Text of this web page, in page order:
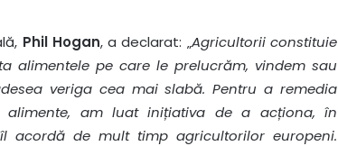
Phil Hogan, a declarat: „Agricultorii constituie
alimentele pe care le prelucrăm, vindem sau
veriga cea mai slabă. Pentru a remedia
am luat inițiativa de a acționa, în
de mult timp agricultorilor europeni.